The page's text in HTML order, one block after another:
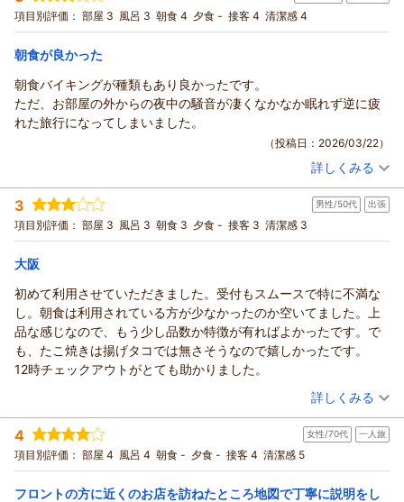
またのお越しを心よりお待ちしております。
（返信日：2026/04/01）
宿泊プラン： 【スタンダード】＜素泊まり＞御堂筋線『中津駅』より徒歩2
分！シンプルステイ～12時チェックアウト
ツイン 食事なし
宿泊価格帯： 9,001～10,000円(大人一人あたり/税込)
ハートンホテル北梅田からの返信
この度はハートンホテル北梅田にご宿泊くださいまして、誠に
ありがとうございます。
梅田の中心部に直結した駐車場をご利用いただき、便利だった
とのお言葉をいただき、スタッフ一同大変嬉しく思っておりま
す。
停車後24時間で2200円という料金設定が使いやすいと感じて
いただけたとのこと、安堵いたしました。
お部屋につきましては年季を感じさせる箇所があるとのご指
摘、貴重なご意見として受け止めさせていただきます。清潔さ
スタッフの対応をお褒めくださり、ありがとうございました。
また機会がございましたらぜひご利用ください。次回のお越し
を心よりお待ちしております。
（返信日：2026/03/27）
項目別評価： 部屋 3 風呂 3 朝食 4 夕食 - 接客 4 清潔感 4
朝食が良かった
朝食バイキングが種類もあり良かったです。
ただ、お部屋の外からの夜中の騒音が凄くなかなか眠れず逆に疲
れた旅行になってしまいました。
（投稿日：2026/03/22）
投稿者： なほさん(女性/30代)
宿泊プラン： 【早期割30】＜朝食付き＞宿泊日より30日以上前のご予約
で"もっとお得"！早期予約プラン
トリプル 朝のみ
宿泊価格帯： 8,001～9,000円(大人一人あたり/税込)
この度はハートンホテル北梅田にご滞在いただき、ありがとう
ございます。朝食バイキングの品揃えをお褒めいただき、嬉し
く拝読しました。
一方で、夜間の外部騒音により眠りが妨げられたとのこと、深
くお詫び申し上げます。
ご滞在中に静かな部屋へ移動をご希望であれば、次回のご予約
時に手配させていただきますので、遠慮なくお申し付けくださ
い。
貴重なご意見、ありがとうございました。
（返信日：2026/03/27）
詳しくみる
3 男性/50代 出張
項目別評価： 部屋 3 風呂 3 朝食 3 夕食 - 接客 3 清潔感 3
大阪
初めて利用させていただきました。受付もスムースで特に不満な
し。朝食は利用されている方が少なかったのか空いてました。上
品な感じなので、もう少し品数か特徴が有ればよかったです。で
も、たこ焼きは揚げタコでは無さそうなので嬉しかったです。
12時チェックアウトがとても助かりました。
（投稿日：2026/03/19）
宿泊時期： 2026年03月宿泊 (出張)
投稿者： るいうすんさん
宿泊プラン： 【ポイント10%付与！】＜朝食付き＞泊まってお得にじゃらん
ポイントをGET♪ポイント10%付プラン！
シングル 朝のみ
宿泊価格帯： 12,001～13,000円(大人一人あたり/税込)
詳しくみる
4 女性/70代 一人旅
項目別評価： 部屋 4 風呂 4 朝食 - 夕食 - 接客 4 清潔感 5
フロントの方に近くのお店を訪ねたところ地図で丁寧に説明をし